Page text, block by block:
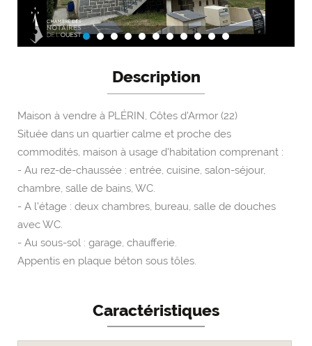
Description
Maison à vendre à PLÉRIN, Côtes d'Armor (22)
Située dans un quartier calme et proche des
commodités, maison à usage d'habitation comprenant :
- Au rez-de-chaussée : entrée, cuisine, salon-séjour,
chambre, salle de bains, WC.
- A l'étage : deux chambres, bureau, salle de douches
avec WC.
- Au sous-sol : garage, chaufferie.
Appentis en plaque béton sous tôles.
Caractéristiques